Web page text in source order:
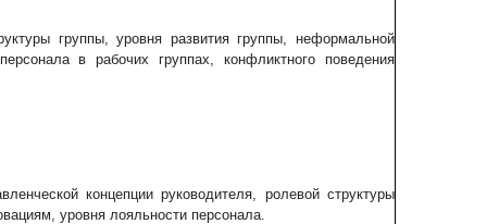
группы, уровня развития группы, неформальной
в рабочих группах, конфликтного поведения
концепции руководителя, ролевой структуры
уровня лояльности персонала.